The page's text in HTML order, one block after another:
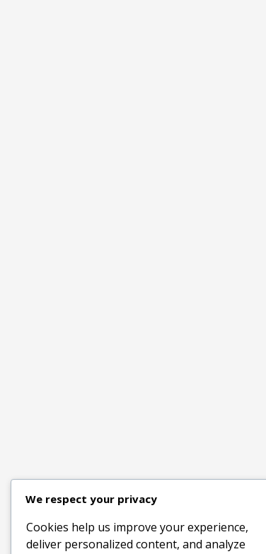
We respect your privacy
Cookies help us improve your experience,
deliver personalized content, and analyze